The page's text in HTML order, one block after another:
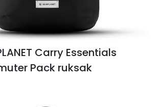
Carry Essentials
Pack ruksak